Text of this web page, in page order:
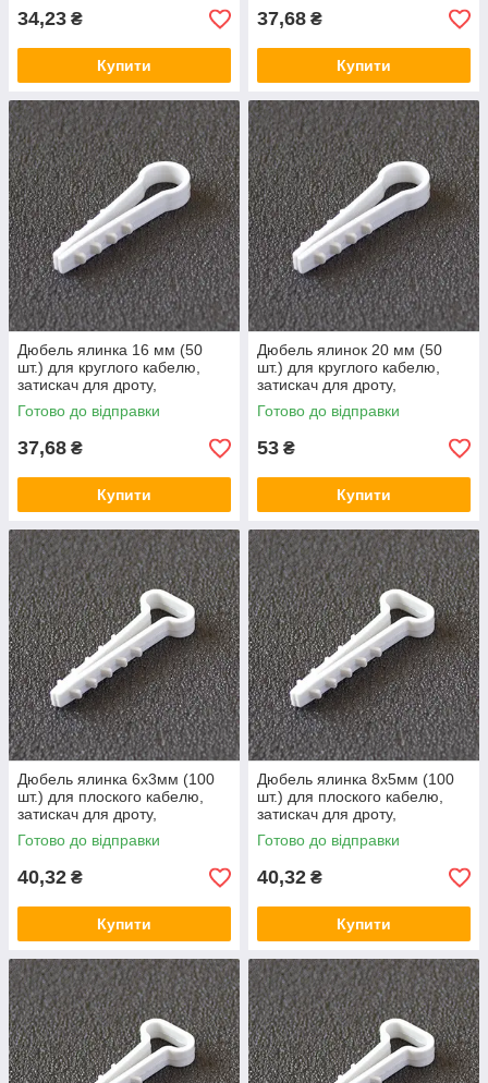
34,23 ₴
Купити
37,68 ₴
Купити
Дюбель ялинка 16 мм (50
шт.) для круглого кабелю,
затискач для дроту,
кріплення хомут, кріплення
кабельний
Готово до відправки
37,68 ₴
Купити
Дюбель ялинок 20 мм (50
шт.) для круглого кабелю,
затискач для дроту,
кріплення хомут, кріплення
кабельний
Готово до відправки
53 ₴
Купити
Дюбель ялинка 6х3мм (100
шт.) для плоского кабелю,
затискач для дроту,
кріплення хомут, кріплення
кабельний
Готово до відправки
40,32 ₴
Купити
Дюбель ялинка 8х5мм (100
шт.) для плоского кабелю,
затискач для дроту,
кріплення хомут, кріплення
кабельний
Готово до відправки
40,32 ₴
Купити